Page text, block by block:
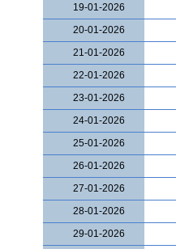
19-01-2026
20-01-2026
21-01-2026
22-01-2026
23-01-2026
24-01-2026
25-01-2026
26-01-2026
27-01-2026
28-01-2026
29-01-2026